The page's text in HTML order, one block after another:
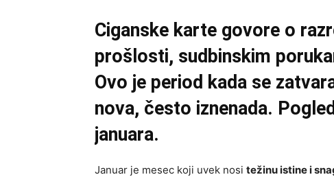
Ciganske karte govore o
prošlosti, sudbinskim
Ovo je period kada se
nova, često iznenada.
januara.
Januar je mesec koji uvek nosi težinu istine i